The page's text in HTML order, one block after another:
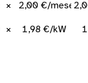
× 2,00 €/mese
× 1,98 €/kW